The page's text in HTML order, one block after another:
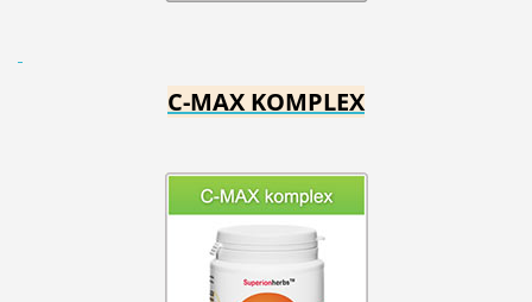
C-MAX KOMPLEX